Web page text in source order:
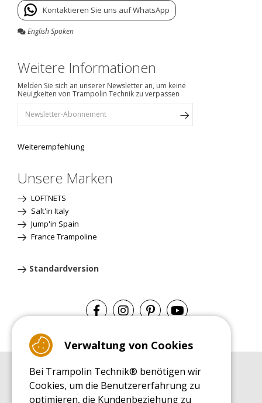
Kontaktieren Sie uns auf WhatsApp
English Spoken
Weitere Informationen
Melden Sie sich an unserer Newsletter an, um keine
Neuigkeiten von Trampolin Technik zu verpassen
Weiterempfehlung
Unsere Marken
LOFTNETS
Salt'in Italy
Jump'in Spain
France Trampoline
Standardversion
EINKAUFSRATGEBER
Einkaufsratgeber
Verwaltung von Cookies
Bei Trampolin Technik® benötigen wir
Cookies, um die Benutzererfahrung zu
optimieren, die Kundenbeziehung zu